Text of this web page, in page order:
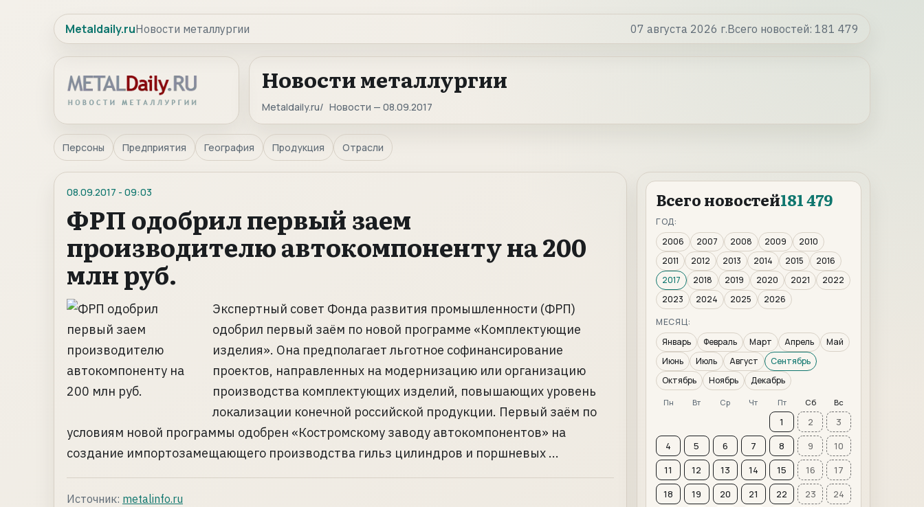
Metaldaily.ruНовости металлургии 07 августа 2026 г.Всего новостей: 181 479
Новости металлургии
Metaldaily.ru Новости — 08.09.2017
Персоны Предприятия География Продукция Отрасли
08.09.2017 - 09:03
ФРП одобрил первый заем
производителю автокомпоненту на 200
млн руб.
Экспертный совет Фонда развития промышленности (ФРП)
одобрил первый заём по новой программе «Комплектующие
изделия». Она предполагает льготное софинансирование
проектов, направленных на модернизацию или организацию
производства комплектующих изделий, повышающих уровень
локализации конечной российской продукции. Первый заём по
условиям новой программы одобрен «Костромскому заводу автокомпонентов» на
создание импортозамещающего производства гильз цилиндров и поршневых ...
Источник: metalinfo.ru
Всего новостей181 479
ГОД:
2006
2007 2008 2009
2010
2011
2012 2013 2014 2015
2016
2017
2018 2019 2020 2021
2022
2023
2024 2025
2026
МЕСЯЦ:
Январь
Февраль Март Апрель
Май
Июнь
Июль Август
Сентябрь
Октябрь
Ноябрь Декабрь
Пн Вт Ср Чт Пт Сб Вс
1 2
3
4
5 6 7 8 9
10
11
12 13 14 15 16
17
18
19 20 21 22 23
24